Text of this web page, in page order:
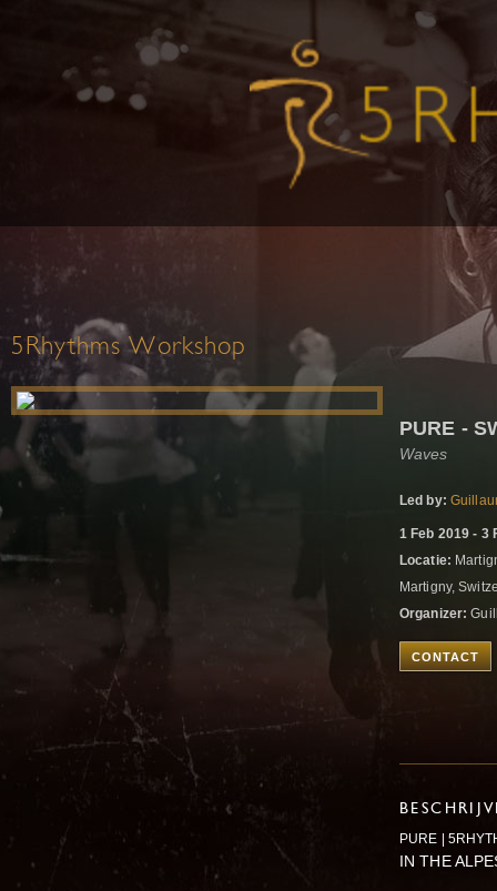
5Rhythms Workshop
PURE -
Waves
Led by:
1 Feb 2019 - 3
Locatie:
Martigny,
Organizer:
CONTACT
PURE |
IN THE